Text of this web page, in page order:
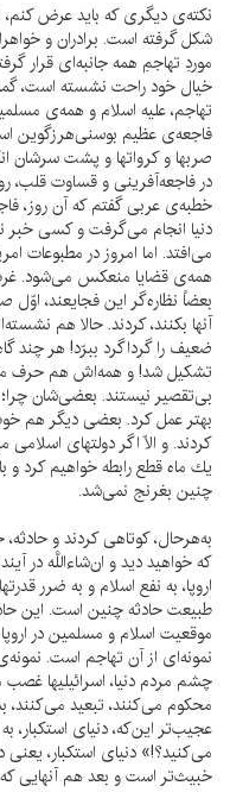
نكته‌ى ديگرى كه بايد عرض
شكل گرفته است. برادران و
موردِ تهاجمِ همه جانبه‌اى قرار
خيال خود راحت نشسته است،
تهاجم، عليه اسلام و همه‌ى
فاجعه‌ى عظيم بوسنى‌هرزگوين
صربها و كرواتها و پشت سرشان
در فاجعه‌آفرينى و قساوت
خطبه‌ى عربى گفتم كه آن روز،
دنيا انجام مى‌گرفت و كسى خبر
مى‌افتد. اما امروز در مطبوعات
همه‌ى قضايا منعكس مى‌شود.
بعضاً نظاره‌گر اين فجايعند، اوّل
آنها بكنند، كردند. حالا هم
ضعيف را گرداگرد ببرّد! هر چند
تشكيل شد! و همه‌اش هم حرف
بى‌تقصير نيستند. بعضى‌شان
بهتر عمل كرد. بعضى ديگر هم
كردند. و الّا اگر دولتهاى
يك ماه قطع رابطه خواهيم كرد و
چنين بغرنج نمى‌شد.
به‌هرحال، كوتاهى كردند و
كه خواهيد ديد و ان‌شاءاللَّه در
اروپا، به نفع اسلام و به ضرر
طبيعت حادثه چنين است. اين
موقعيت اسلام و مسلمين در
نمونه‌اى از آن تهاجم است.
چشم مردم دنيا، اسرائيليها
محكوم مى‌كنند، تبعيد مى‌كنند،
عجيب‌تر اين‌كه، دنياى استكبار،
مى‌كنيد؟!» دنياى استكبار، يعنى
خبيث‌تر است و بعد هم آنهايى كه